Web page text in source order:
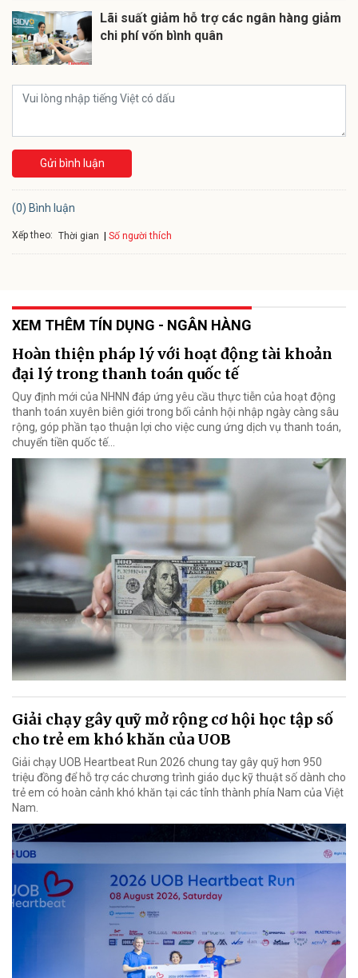
Lãi suất giảm hỗ trợ các ngân hàng giảm
chi phí vốn bình quân
Gửi bình luận
(0) Bình luận
Xếp theo: Thời gian Số người thích
XEM THÊM TÍN DỤNG - NGÂN HÀNG
Hoàn thiện pháp lý với hoạt động tài khoản
đại lý trong thanh toán quốc tế
Quy định mới của NHNN đáp ứng yêu cầu thực tiễn của hoạt động
thanh toán xuyên biên giới trong bối cảnh hội nhập ngày càng sâu
rộng, góp phần tạo thuận lợi cho việc cung ứng dịch vụ thanh toán,
chuyển tiền quốc tế...
Giải chạy gây quỹ mở rộng cơ hội học tập số
cho trẻ em khó khăn của UOB
Giải chạy UOB Heartbeat Run 2026 chung tay gây quỹ hơn 950
triệu đồng để hỗ trợ các chương trình giáo dục kỹ thuật số dành cho
trẻ em có hoàn cảnh khó khăn tại các tỉnh thành phía Nam của Việt
Nam.